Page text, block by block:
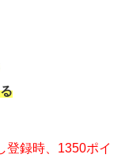
登録時、1350ポイ